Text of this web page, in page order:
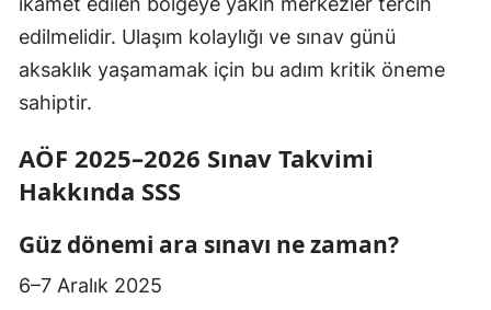
edilmelidir. Ulaşım kolaylığı ve sınav günü
aksaklık yaşamamak için bu adım kritik öneme
sahiptir.
AÖF 2025–2026 Sınav Takvimi
Hakkında SSS
Güz dönemi ara sınavı ne zaman?
6–7 Aralık 2025